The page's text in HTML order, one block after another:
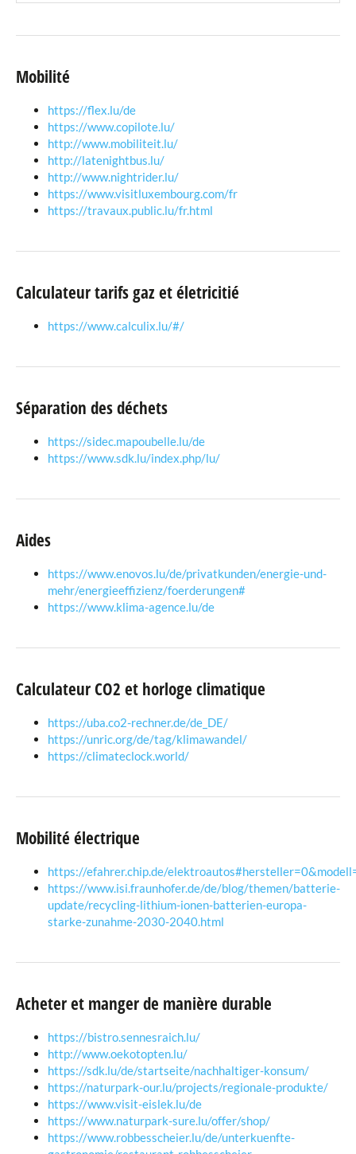
Mobilité
https://flex.lu/de
https://www.copilote.lu/
http://www.mobiliteit.lu/
http://latenightbus.lu/
http://www.nightrider.lu/
https://www.visitluxembourg.com/fr
https://travaux.public.lu/fr.html
Calculateur tarifs gaz et életricitié
https://www.calculix.lu/#/
Séparation des déchets
https://sidec.mapoubelle.lu/de
https://www.sdk.lu/index.php/lu/
Aides
https://www.enovos.lu/de/privatkunden/energie-und-
mehr/energieeffizienz/foerderungen#
https://www.klima-agence.lu/de
Calculateur CO2 et horloge climatique
https://uba.co2-rechner.de/de_DE/
https://unric.org/de/tag/klimawandel/
https://climateclock.world/
Mobilité électrique
https://efahrer.chip.de/
https://www.isi.fraunhofer.de/de/blog/themen/batterie-
update/recycling-lithium-ionen-batterien-europa-
starke-zunahme-2030-2040.html
Acheter et manger de manière durable
https://bistro.sennesraich.lu/
http://www.oekotopten.lu/
https://sdk.lu/de/startseite/nachhaltiger-konsum/
https://naturpark-our.lu/projects/regionale-produkte/
https://www.visit-eislek.lu/de
https://www.naturpark-sure.lu/offer/shop/
https://www.robbesscheier.lu/de/unterkuenfte-